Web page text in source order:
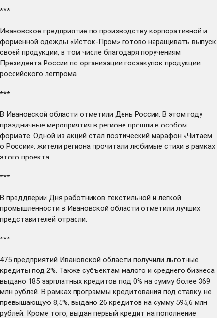
***
Ивановское предприятие по производству корпоративной и
форменной одежды «Исток-Пром» готово наращивать выпуск
своей продукции, в том числе благодаря поручениям
Президента России по организации госзакупок продукции
российского легпрома.
***
В Ивановской области отметили День России. В этом году
праздничные мероприятия в регионе прошли в особом
формате. Одной из акций стал поэтический марафон «Читаем
о России»: жители региона прочитали любимые стихи в рамках
этого проекта.
***
В преддверии Дня работников текстильной и легкой
промышленности в Ивановской области отметили лучших
представителей отрасли.
***
475 предприятий Ивановской области получили льготные
кредиты под 2%. Также субъектам малого и среднего бизнеса
выдано 185 зарплатных кредитов под 0% на сумму более 369
млн рублей. В рамках программы кредитования под ставку, не
превышающую 8,5%, выдано 26 кредитов на сумму 595,6 млн
рублей. Кроме того, выдан первый кредит на пополнение